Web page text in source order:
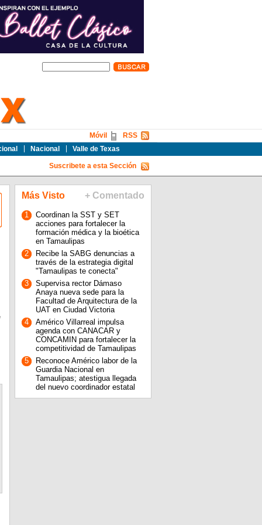
Nacional Valle de Texas
RSS
Móvil
Suscribete a esta Sección
Más Visto + Comentado
1
Coordinan la SST y SET
acciones para fortalecer la
formación médica y la bioética
en Tamaulipas
2
Recibe la SABG denuncias a
través de la estrategia digital
"Tamaulipas te conecta"
3
Supervisa rector Dámaso
Anaya nueva sede para la
Facultad de Arquitectura de la
UAT en Ciudad Victoria
4
Américo Villarreal impulsa
agenda con CANACAR y
CONCAMIN para fortalecer la
competitividad de Tamaulipas
5
Reconoce Américo labor de la
Guardia Nacional en
Tamaulipas; atestigua llegada
del nuevo coordinador estatal